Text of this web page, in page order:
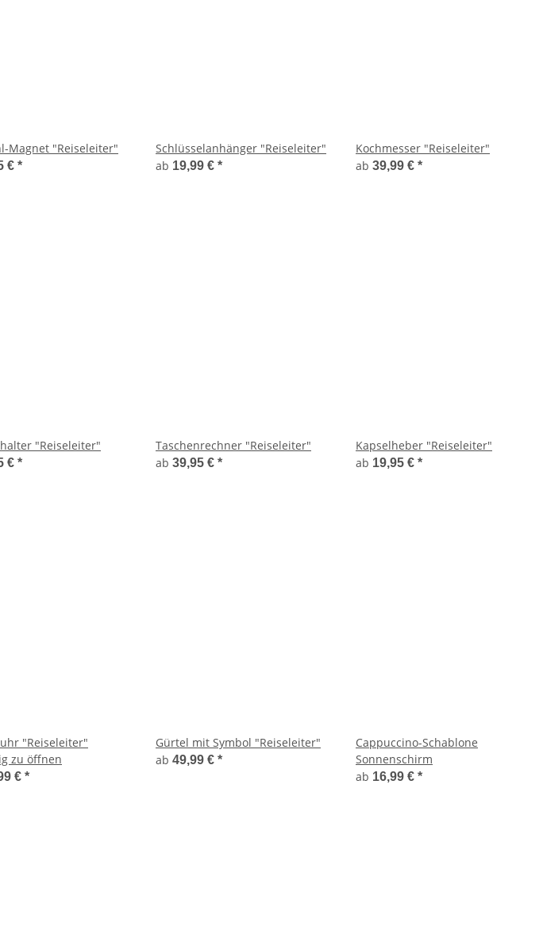
Magnet "Reiseleiter"
€ *
Schlüsselanhänger "Reiseleiter"
ab 19,99 € *
Kochmesser "Reiseleiter"
ab 39,99 € *
"Reiseleiter"
€ *
Taschenrechner "Reiseleiter"
ab 39,95 € *
Kapselheber "Reiseleiter"
ab 19,95 € *
"Reiseleiter"
zu öffnen
€ *
Gürtel mit Symbol "Reiseleiter"
ab 49,99 € *
Cappuccino-Schablone
Sonnenschirm
ab 16,99 € *